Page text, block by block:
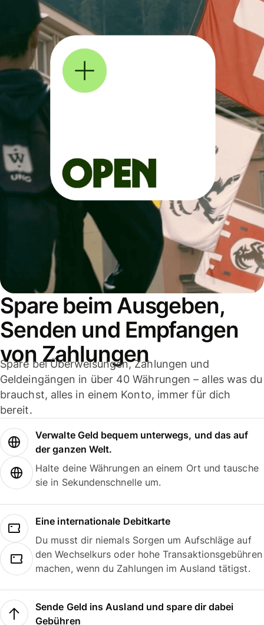
Spare beim Ausgeben,
Senden und Empfangen
von Zahlungen
Spare bei Überweisungen, Zahlungen und
Geldeingängen in über 40 Währungen – alles was du
brauchst, alles in einem Konto, immer für dich
bereit.
Verwalte Geld bequem unterwegs, und das auf
der ganzen Welt.
Halte deine Währungen an einem Ort und tausche
sie in Sekundenschnelle um.
Eine internationale Debitkarte
Du musst dir niemals Sorgen um Aufschläge auf
den Wechselkurs oder hohe Transaktionsgebühren
machen, wenn du Zahlungen im Ausland tätigst.
Sende Geld ins Ausland und spare dir dabei
Gebühren